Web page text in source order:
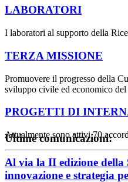
LABORATORI
I laboratori al supporto della
TERZA MISSIONE
Promuovere il progresso della
sviluppo civile ed economico del
PROGETTI DI
Attualmente sono attivi 70
Ultime comunicazioni:
Al via la II edizione
innovazione e strategia